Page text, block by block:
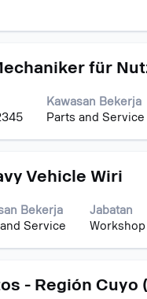
für
Kawasan Bekerja
Parts and Service
Vehicle Wiri
Bekerja
Service
Jabatan
Workshop
- Región Cuyo